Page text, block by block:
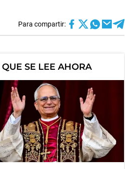
Para compartir:
SE LEE AHORA